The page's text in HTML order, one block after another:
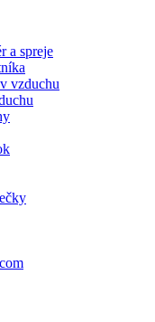
a spreje
vzduchu